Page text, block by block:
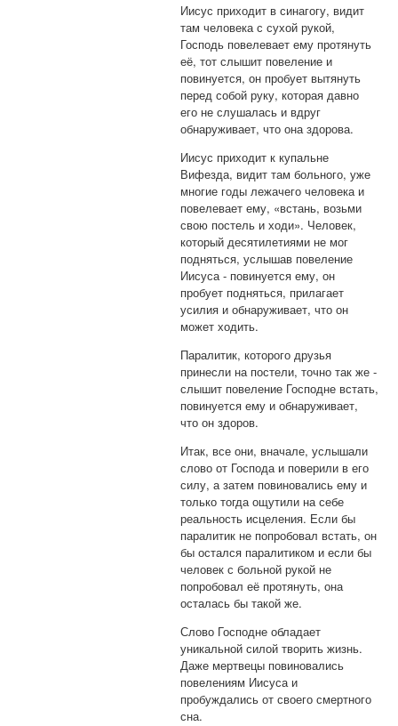
Иисус приходит в синагогу, видит
там человека с сухой рукой,
Господь повелевает ему протянуть
её, тот слышит повеление и
повинуется, он пробует вытянуть
перед собой руку, которая давно
его не слушалась и вдруг
обнаруживает, что она здорова.
Иисус приходит к купальне
Вифезда, видит там больного, уже
многие годы лежачего человека и
повелевает ему, «встань, возьми
свою постель и ходи». Человек,
который десятилетиями не мог
подняться, услышав повеление
Иисуса - повинуется ему, он
пробует подняться, прилагает
усилия и обнаруживает, что он
может ходить.
Паралитик, которого друзья
принесли на постели, точно так же -
слышит повеление Господне встать,
повинуется ему и обнаруживает,
что он здоров.
Итак, все они, вначале, услышали
слово от Господа и поверили в его
силу, а затем повиновались ему и
только тогда ощутили на себе
реальность исцеления. Если бы
паралитик не попробовал встать, он
бы остался паралитиком и если бы
человек с больной рукой не
попробовал её протянуть, она
осталась бы такой же.
Слово Господне обладает
уникальной силой творить жизнь.
Даже мертвецы повиновались
повелениям Иисуса и
пробуждались от своего смертного
сна.